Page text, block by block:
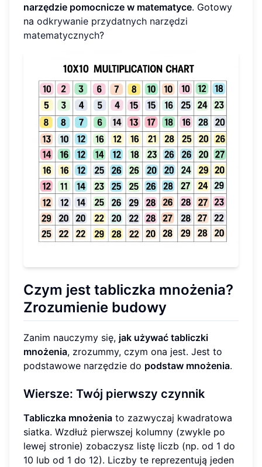
narzędzie pomocnicze w matematyce. Gotowy
na odkrywanie przydatnych narzędzi
matematycznych?
Czym jest tabliczka mnożenia?
Zrozumienie budowy
Zanim nauczymy się, jak używać tabliczki
mnożenia, zrozummy, czym ona jest. Jest to
podstawowe narzędzie do podstaw mnożenia.
Wiersze: Twój pierwszy czynnik
Tabliczka mnożenia to zazwyczaj kwadratowa
siatka. Wzdłuż pierwszej kolumny (zwykle po
lewej stronie) zobaczysz listę liczb (np. od 1 do
10 lub od 1 do 12). Liczby te reprezentują jeden